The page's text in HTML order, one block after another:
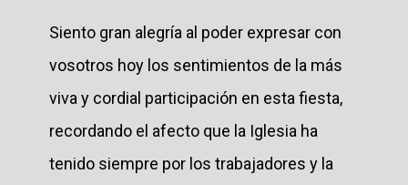
Siento gran alegría al poder expresar con
vosotros hoy los sentimientos de la más
viva y cordial participación en esta fiesta,
recordando el afecto que la Iglesia ha
tenido siempre por los trabajadores y la